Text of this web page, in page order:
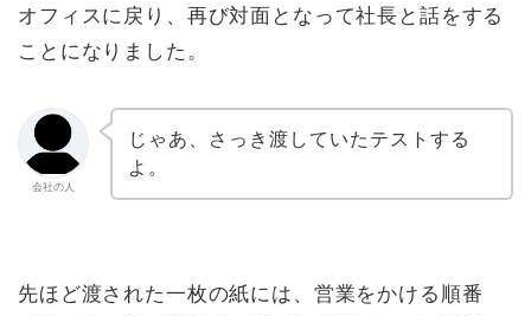
オフィスに戻り、再び対面となって社長と話をする
ことになりました。
会社の人
じゃあ、さっき渡していたテストする
よ。
先ほど渡された一枚の紙には、営業をかける順番